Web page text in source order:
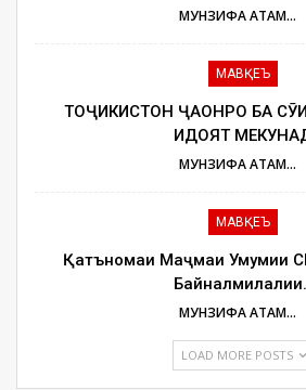
МУНЗИФА АТАМУЛОЕВА
МАВҚЕЪ
ТОҶИКИСТОН ҶАҲОНРО БА
ҲИДОЯТ
МУНЗИФА АТАМУЛОЕВА
МАВҚЕЪ
Қатъномаи Маҷмаи Умумии
МУНЗИФА АТАМУЛОЕВА
LOAD MORE POSTS